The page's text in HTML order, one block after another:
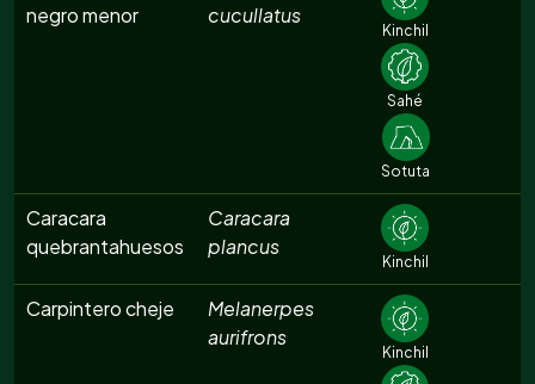
negro menor
cucullatus
Kinchil
Sahé
Sotuta
Caracara
quebrantahuesos
Caracara
plancus
Kinchil
Carpintero cheje
Melanerpes
aurifrons
Kinchil